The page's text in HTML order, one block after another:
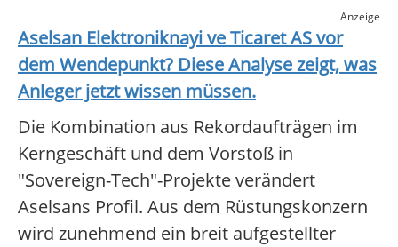
Anzeige
Aselsan Elektroniknayi ve Ticaret ASvor
dem Wendepunkt? Diese Analyse zeigt, was
Anleger jetzt wissen müssen.
Die Kombination aus Rekordaufträgen im
Kerngeschäft und dem Vorstoß in
"Sovereign-Tech"-Projekte verändert
Aselsans Profil. Aus dem Rüstungskonzern
wird zunehmend ein breit aufgestellter